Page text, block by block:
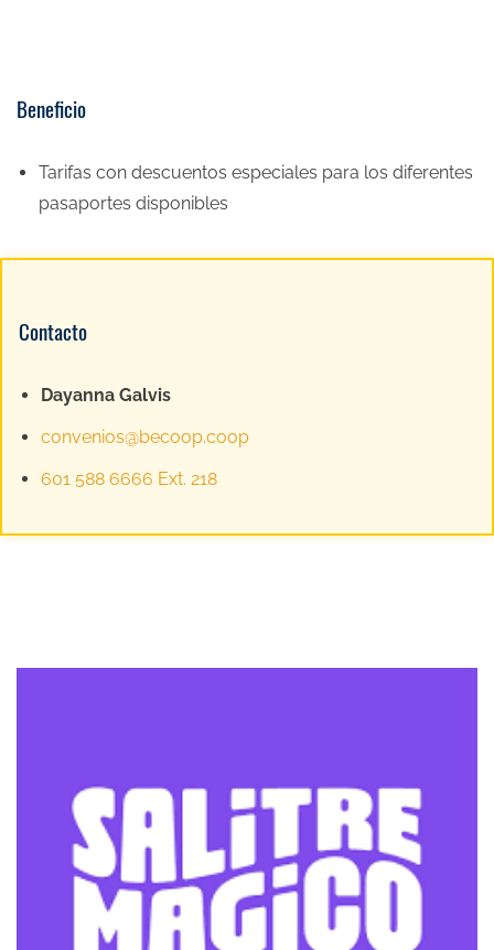
Beneficio
Tarifas con descuentos especiales para los diferentes
pasaportes disponibles
Contacto
Dayanna Galvis
convenios@becoop.coop
601 588 6666 Ext. 218